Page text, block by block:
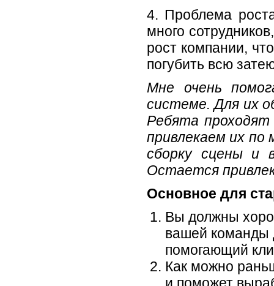
4. Проблема
много
рост компании,
погубить всю
Мне очень
системе. Для их
Ребята
привлекаем их по
сборку сцены и
Остается
Основное для
Вы должны
вашей команды
помогающий
Как можно
и поможет